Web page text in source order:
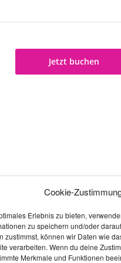
Cookie-
Erlebnis zu bieten,
zu speichern und/oder
zustimmst, können wir Daten wie
verarbeiten. Wenn du deine
Merkmale und Funktionen
Jetzt buchen